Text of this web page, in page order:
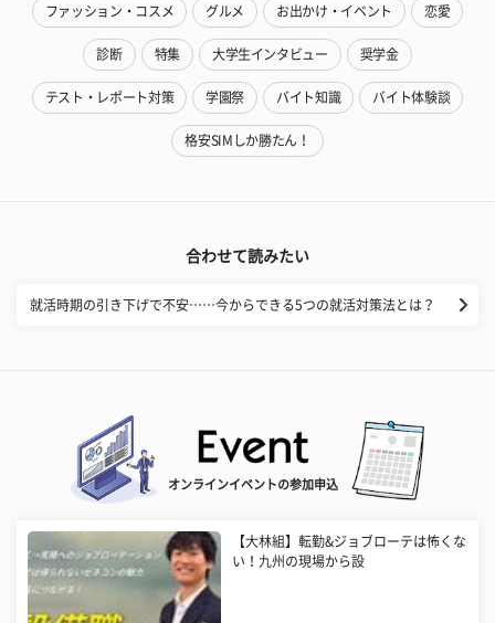
ファッション・コスメ グルメ お出かけ・イベント 恋愛
診断 特集 大学生インタビュー 奨学金
テスト・レポート対策 学園祭 バイト知識 バイト体験談
格安SIMしか勝たん！
合わせて読みたい
就活時期の引き下げで不安……今からできる5つの就活対策法とは？
オンラインイベントの参加申込
【大林組】転勤&ジョブローテは怖くな
い！九州の現場から設